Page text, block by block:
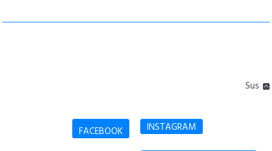
Sus
FACEBOOK INSTAGRAM